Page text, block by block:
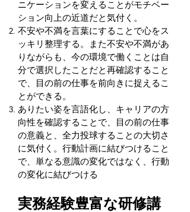
ニケーションを変えることがモチベー
ション向上の近道だと気付く。
不安や不満を言葉にすることで心をス
ッキリ整理する。
また不安や不満があ
りながらも、今の環境で働くことは自
分で選択したことだと再確認すること
で、目の前の仕事を前向きに捉えるこ
とができる。
ありたい姿を言語化し、キャリアの方
向性を確認することで、
目の前の仕事
の意義と、全力投球することの大切さ
に気付く。 行動計画に結びつけること
で、単なる意識の変化ではなく、行動
の変化に結びつける
実務経験豊富な研修講